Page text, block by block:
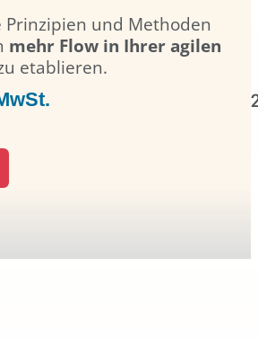
Prinzipien und Methoden
mehr Flow in Ihrer agilen
etablieren.